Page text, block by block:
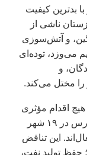
بدترین کیفیت
ناشی از
و آتش‌سوزی
می‌وزد، توده‌ای
و
مختل می‌کند.
اقدام مؤثری
برای مهار این وضعیت انجام نداده است. مدارس در ۱۹ شهر
این تناقض
حفظ تولید نفت،